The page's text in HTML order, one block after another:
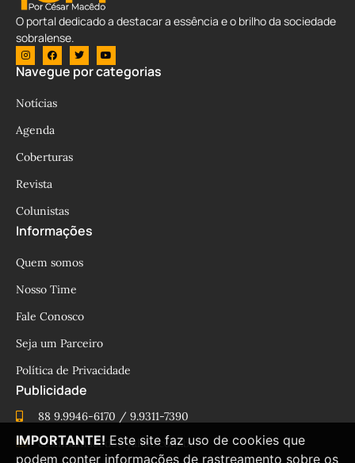
O portal dedicado a destacar a essência e o brilho da sociedade
sobralense.
Navegue por categorias
Notícias
Agenda
Coberturas
Revista
Colunistas
Informações
Quem somos
Nosso Time
Fale Conosco
Seja um Parceiro
Política de Privacidade
Publicidade
88 9.9946-6170 / 9.9311-7390
cesinhamacedo@yahoo.com.br
IMPORTANTE! Este site faz uso de cookies que
podem conter informações de rastreamento sobre os